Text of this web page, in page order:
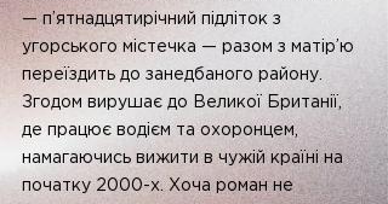
— п’ятнадцятирічний підліток з
угорського містечка — разом з матір’ю
переїздить до занедбаного району.
Згодом вирушає до Великої Британії,
де працює водієм та охоронцем,
намагаючись вижити в чужій країні на
початку 2000-х. Хоча роман не